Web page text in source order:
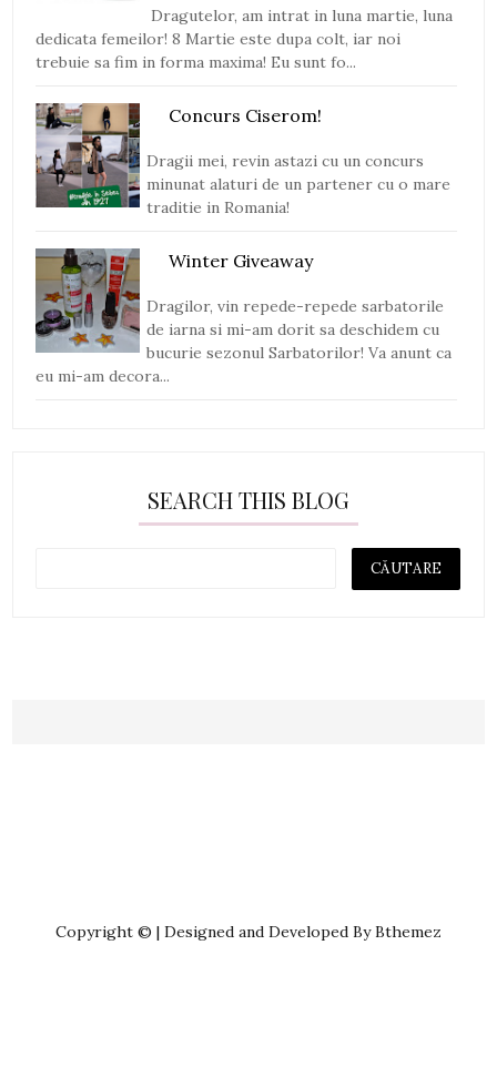
Dragutelor, am intrat in luna martie, luna
dedicata femeilor! 8 Martie este dupa colt, iar noi
trebuie sa fim in forma maxima! Eu sunt fo...
Concurs Ciserom!
Dragii mei, revin astazi cu un concurs
minunat alaturi de un partener cu o mare
traditie in Romania!
Winter Giveaway
Dragilor, vin repede-repede sarbatorile
de iarna si mi-am dorit sa deschidem cu
bucurie sezonul Sarbatorilor! Va anunt ca
eu mi-am decora...
SEARCH THIS BLOG
Copyright © | Designed and Developed By Bthemez